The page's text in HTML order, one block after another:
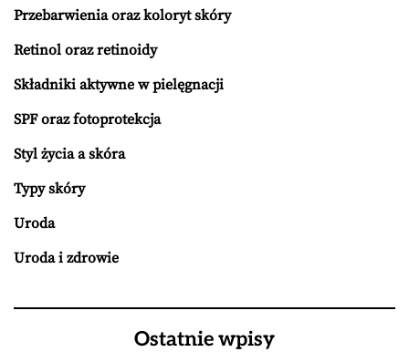
Przebarwienia oraz koloryt skóry
Retinol oraz retinoidy
Składniki aktywne w pielęgnacji
SPF oraz fotoprotekcja
Styl życia a skóra
Typy skóry
Uroda
Uroda i zdrowie
Ostatnie wpisy